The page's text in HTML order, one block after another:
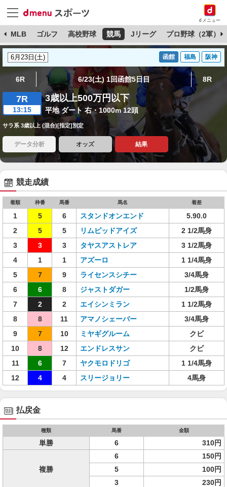
dメニュー
MLB ゴルフ 高校野球 競馬 Jリーグ プロ野球（2軍）
函館 福島 阪神
6R 6/23(土) 1回函館5日目 8R
7R
13:15
3歳以上500万円以下
平地 ダート 右・1000m 12頭
サラ系 3歳以上 (混合)[指定]別定
データ分析 オッズ 結果
競走成績
着順 枠番 馬番 馬名 着差
1 5 6 スタンドオンエンド
5.90.0
2
5 5 リムピッドアイズ
2 1/2馬身
3
3 3 タヤスアストレア
3 1/2馬身
4
1 1 アズーロ
1 1/4馬身
5
7 9 ライセンスシチー
3/4馬身
6
6 8 ジャストダガー
1/2馬身
7
2 2 エイシンミラン
1 1/2馬身
8
8 11 アマノシェーバー
3/4馬身
9
7 10 ミヤギグルーム
クビ
10
8 12 エンドレスサン
クビ
11
6 7 ヤクモロドリゴ
1 1/4馬身
12
4 4 スリージョリー 4馬身
払戻金
種類 馬番 金額
単勝 6 310円
複勝
6
150円
5
100円
3
230円